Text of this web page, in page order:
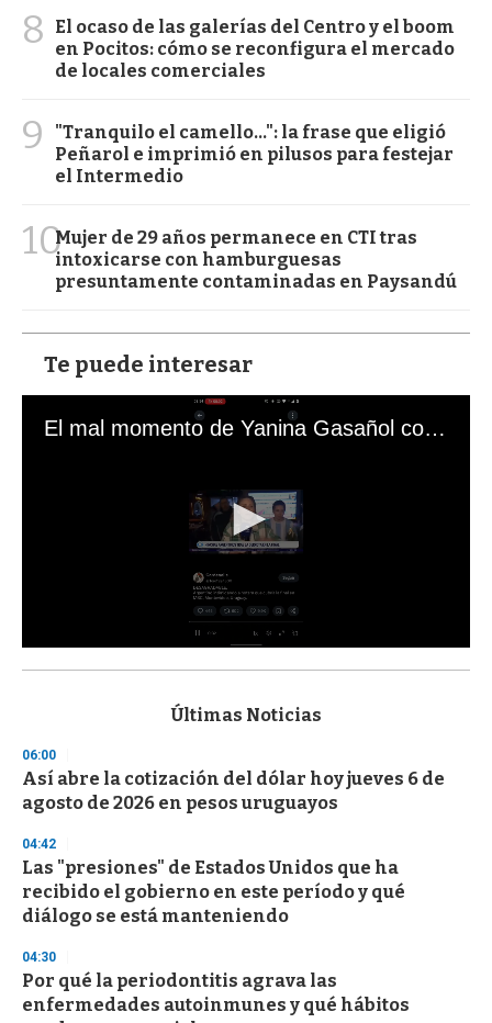
8
El ocaso de las galerías del Centro y el boom
en Pocitos: cómo se reconfigura el mercado
de locales comerciales
9
"Tranquilo el camello...": la frase que eligió
Peñarol e imprimió en pilusos para festejar
el Intermedio
10Mujer de 29 años permanece en CTI tras
intoxicarse con hamburguesas
presuntamente contaminadas en Paysandú
Te puede interesar
El mal momento de Yanina Gasañol con un hincha argentino en "Subrayado"
s
d
s
o
f
3
s
c
o
d
s
Últimas Noticias
06:00
Así abre la cotización del dólar hoy jueves 6 de
agosto de 2026 en pesos uruguayos
04:42
Las "presiones" de Estados Unidos que ha
recibido el gobierno en este período y qué
diálogo se está manteniendo
04:30
Por qué la periodontitis agrava las
enfermedades autoinmunes y qué hábitos